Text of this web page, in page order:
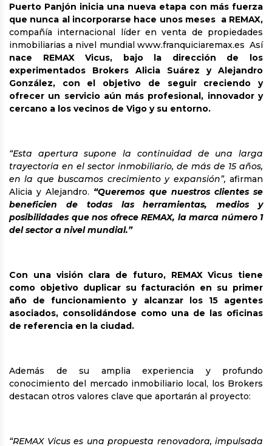
Puerto Panjón inicia una nueva etapa con más fuerza
que nunca al incorporarse hace unos meses a REMAX,
compañía internacional líder en venta de propiedades
inmobiliarias a nivel mundial www.franquiciaremax.es Así
nace REMAX Vicus, bajo la dirección de los
experimentados Brokers Alicia Suárez y Alejandro
González, con el objetivo de seguir creciendo y
ofrecer un servicio aún más profesional, innovador y
cercano a los vecinos de Vigo y su entorno.
“Esta apertura supone la continuidad de una larga
trayectoria en el sector inmobiliario, de más de 15 años,
en la que buscamos crecimiento y expansión”, afirman
Alicia y Alejandro. “Queremos que nuestros clientes se
beneficien de todas las herramientas, medios y
posibilidades que nos ofrece REMAX, la marca número 1
del sector a nivel mundial.”
Con una visión clara de futuro, REMAX Vicus tiene
como objetivo duplicar su facturación en su primer
año de funcionamiento y alcanzar los 15 agentes
asociados, consolidándose como una de las oficinas
de referencia en la ciudad.
Además de su amplia experiencia y profundo
conocimiento del mercado inmobiliario local, los Brokers
destacan otros valores clave que aportarán al proyecto:
“REMAX Vicus es una propuesta renovadora, impulsada